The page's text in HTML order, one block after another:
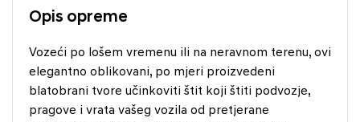
Opis opreme
Vozeći po lošem vremenu ili na neravnom terenu, ovi
elegantno oblikovani, po mjeri proizvedeni
blatobrani tvore učinkoviti štit koji štiti podvozje,
pragove i vrata vašeg vozila od pretjerane